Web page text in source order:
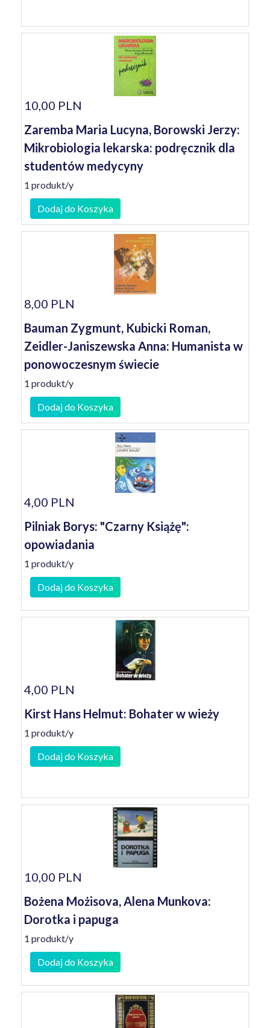
10,00 PLN
Zaremba Maria Lucyna, Borowski Jerzy:
Mikrobiologia lekarska: podręcznik dla
studentów medycyny
1 produkt/y
Dodaj do Koszyka
8,00 PLN
Bauman Zygmunt, Kubicki Roman,
Zeidler-Janiszewska Anna: Humanista w
ponowoczesnym świecie
1 produkt/y
Dodaj do Koszyka
4,00 PLN
Pilniak Borys: "Czarny Książę":
opowiadania
1 produkt/y
Dodaj do Koszyka
4,00 PLN
Kirst Hans Helmut: Bohater w wieży
1 produkt/y
Dodaj do Koszyka
10,00 PLN
Bożena Możisova, Alena Munkova:
Dorotka i papuga
1 produkt/y
Dodaj do Koszyka